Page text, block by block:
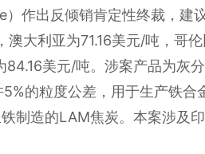
作出反倾销肯定性终裁，建
大利亚为71.16美元/吨，哥
美元/吨。涉案产品为灰
的粒度公差，用于生产铁合
制造的LAM焦炭。本案涉及